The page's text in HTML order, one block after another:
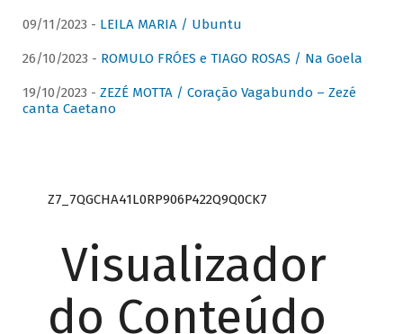
09/11/2023 - LEILA MARIA / Ubuntu
26/10/2023 - ROMULO FRÓES e TIAGO ROSAS / Na Goela
19/10/2023 - ZEZÉ MOTTA / Coração Vagabundo – Zezé
canta Caetano
Z7_7QGCHA41L0RP906P422Q9Q0CK7
Visualizador
do Conteúdo